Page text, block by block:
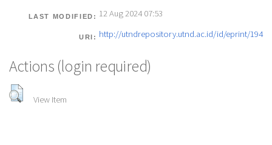
LAST MODIFIED: 12 Aug 2024 07:53
URI: http://utndrepository.utnd.ac.id/id/eprint/194
Actions (login required)
View Item